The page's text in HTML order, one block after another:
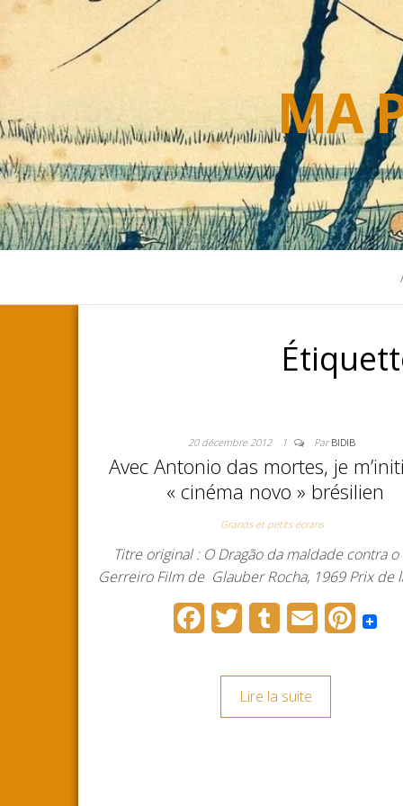
MA
20 décembre 2012 1 ParBIDIB
Avec Antonio das mortes, je
« cinéma novo » brésilien
Grands et petits écrans
Titre original : O Dragão da maldade contra o
Gerreiro Film de Glauber Rocha, 1969 Prix de
i
m
a
P
Lire la suite